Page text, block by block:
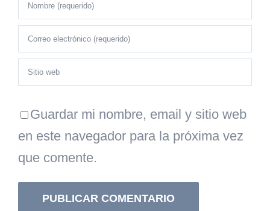
Guardar mi nombre, email y sitio web
en este navegador para la próxima vez
que comente.